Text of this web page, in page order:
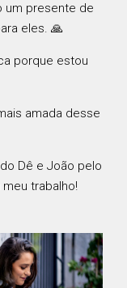
um presente de
eles. 🙏
porque estou
amada desse
Dê e João pelo
trabalho!